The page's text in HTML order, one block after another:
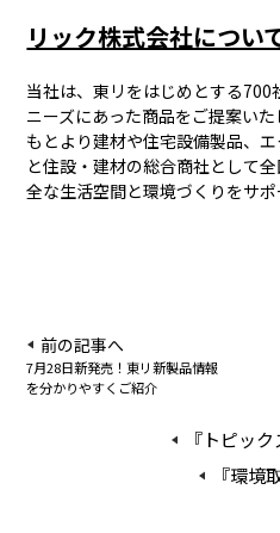
リック株式会社につい
当社は、東リをはじめとする
ニーズにあった商品をご提案い
もとより建材や住宅設備製品、
と住設・建材の総合商社として
全な生活空間と環境づくりをサポ
前の記事へ
7月28日新発売！東リ新製品情報
を分かりやすくご紹介
『トピッ
『環境